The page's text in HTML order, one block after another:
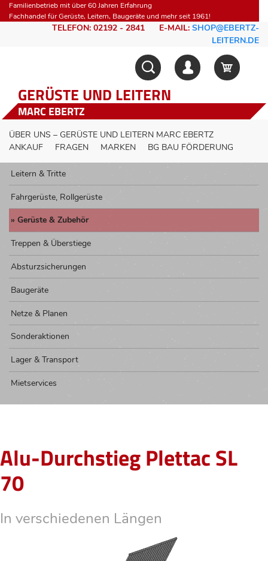
Familienbetrieb mit über 60 Jahren Erfahrung
Fachhandel für Gerüste, Leitern, Baugeräte und mehr seit 1961!
TELEFON: 02192 - 2841 E-MAIL: SHOP@EBERTZ-
LEITERN.DE
GERÜSTE UND LEITERN
MARC EBERTZ
ÜBER UNS – GERÜSTE UND LEITERN MARC EBERTZ
ANKAUF
FRAGEN MARKEN BG BAU FÖRDERUNG
Leitern & Tritte
Fahrgerüste, Rollgerüste
Gerüste & Zubehör
Treppen & Überstiege
Absturzsicherungen
Baugeräte
Netze & Planen
Sonderaktionen
Lager & Transport
Mietservices
Alu-Durchstieg Plettac SL
70
In verschiedenen Längen